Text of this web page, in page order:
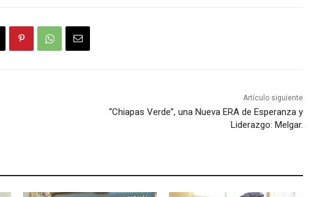
Artículo siguiente
“Chiapas Verde”, una Nueva ERA de Esperanza y
Liderazgo: Melgar.